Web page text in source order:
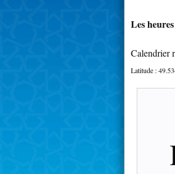
Les
Calendrier
Latitude :